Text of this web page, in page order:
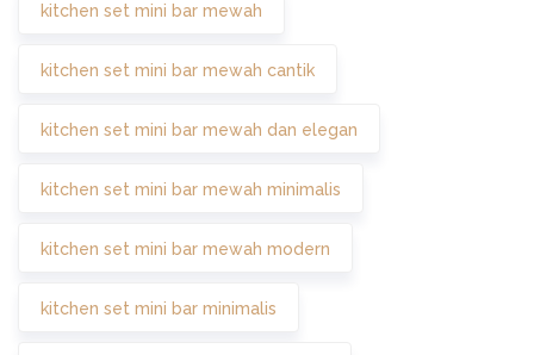
kitchen set mini bar mewah
kitchen set mini bar mewah cantik
kitchen set mini bar mewah dan elegan
kitchen set mini bar mewah minimalis
kitchen set mini bar mewah modern
kitchen set mini bar minimalis